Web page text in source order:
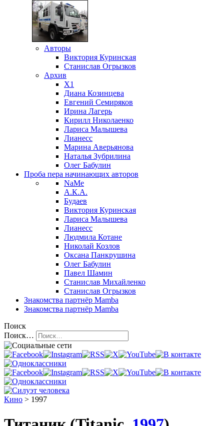
Авторы
Виктория Куринская
Станислав Огрызков
Архив
X1
Диана Козинцева
Евгений Семиряков
Ирина Лагерь
Кирилл Николаенко
Лариса Малышева
Лианесс
Марина Аверьянова
Наталья Зубрилина
Олег Бабулин
Проба пера начинающих авторов
NaMe
А.К.А.
Будаев
Виктория Куринская
Лариса Малышева
Лианесс
Людмила Котане
Николай Козлов
Оксана Панкрушина
Олег Бабулин
Павел Шамин
Станислав Михайленко
Станислав Огрызков
Знакомства партнёр Mamba
Знакомства партнёр Mamba
Поиск
Поиск…
Кино > 1997